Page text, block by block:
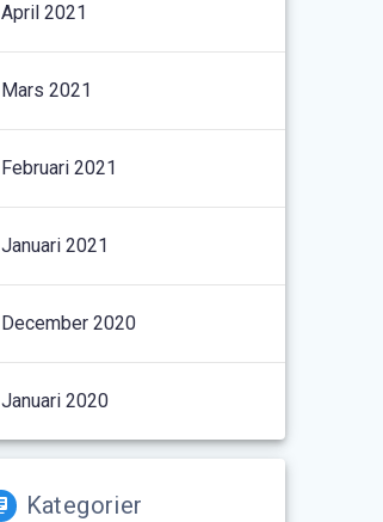
April 2021
Mars 2021
Februari 2021
Januari 2021
December 2020
Januari 2020
Kategorier